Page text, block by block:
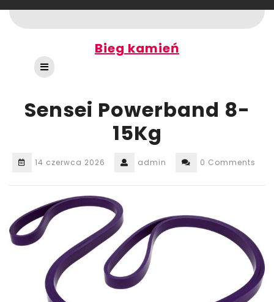
to
content
Bieg kamień
Open
Button
Sensei Powerband 8-
15Kg
14 czerwca 2026 admin 0 Comments